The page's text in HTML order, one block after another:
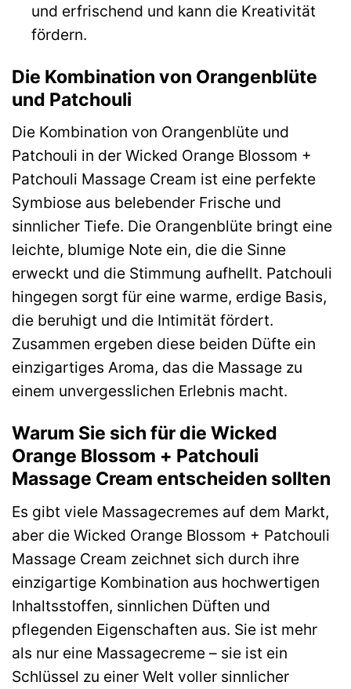
und erfrischend und kann die Kreativität
fördern.
Die Kombination von Orangenblüte
und Patchouli
Die Kombination von Orangenblüte und
Patchouli in der Wicked Orange Blossom +
Patchouli Massage Cream ist eine perfekte
Symbiose aus belebender Frische und
sinnlicher Tiefe. Die Orangenblüte bringt eine
leichte, blumige Note ein, die die Sinne
erweckt und die Stimmung aufhellt. Patchouli
hingegen sorgt für eine warme, erdige Basis,
die beruhigt und die Intimität fördert.
Zusammen ergeben diese beiden Düfte ein
einzigartiges Aroma, das die Massage zu
einem unvergesslichen Erlebnis macht.
Warum Sie sich für die Wicked
Orange Blossom + Patchouli
Massage Cream entscheiden sollten
Es gibt viele Massagecremes auf dem Markt,
aber die Wicked Orange Blossom + Patchouli
Massage Cream zeichnet sich durch ihre
einzigartige Kombination aus hochwertigen
Inhaltsstoffen, sinnlichen Düften und
pflegenden Eigenschaften aus. Sie ist mehr
als nur eine Massagecreme – sie ist ein
Schlüssel zu einer Welt voller sinnlicher